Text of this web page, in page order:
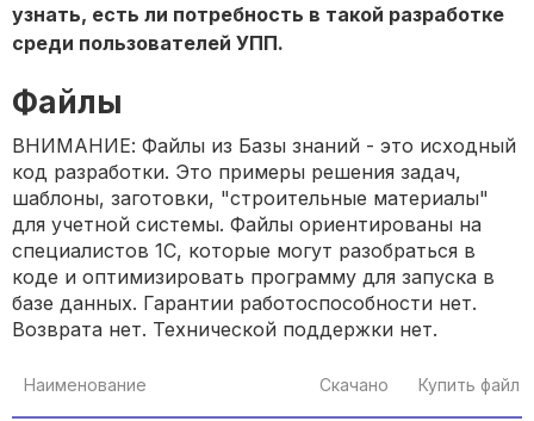
узнать, есть ли потребность в такой разработке
среди пользователей УПП.
Файлы
ВНИМАНИЕ: Файлы из Базы знаний - это исходный
код разработки. Это примеры решения задач,
шаблоны, заготовки, "строительные материалы"
для учетной системы. Файлы ориентированы на
специалистов 1С, которые могут разобраться в
коде и оптимизировать программу для запуска в
базе данных. Гарантии работоспособности нет.
Возврата нет. Технической поддержки нет.
Наименование Скачано Купить файл